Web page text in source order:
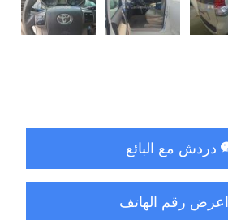
دردش مع البائع
اعرض رقم الهاتف